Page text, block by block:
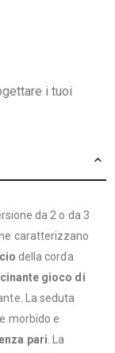
i tuoi
da 2 o da 3
caratterizzano
della corda
gioco di
La seduta
morbido e
pari. La